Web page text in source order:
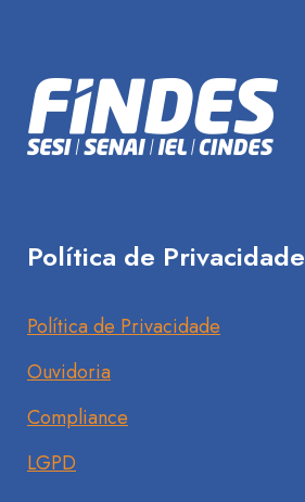
Política de Privacidade
Política de Privacidade
Ouvidoria
Compliance
LGPD